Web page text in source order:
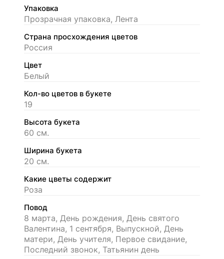
Упаковка
Прозрачная упаковка, Лента
Страна просхождения цветов
Россия
Цвет
Белый
Кол-во цветов в букете
19
Высота букета
60 см.
Ширина букета
20 см.
Какие цветы содержит
Роза
Повод
8 марта, День рождения, День святого
Валентина, 1 сентября, Выпускной, День
матери, День учителя, Первое свидание,
Последний звонок, Татьянин день